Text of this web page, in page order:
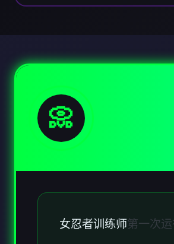
📀
女忍者训练师第一次